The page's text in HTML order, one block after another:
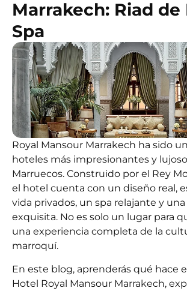
Marrakech: Riad de
Spa
Royal Mansour Marrakech ha sido
hoteles más impresionantes y
Marruecos. Construido por el Rey
el hotel cuenta con un diseño real,
vida privados, un spa relajante y
exquisita. No es solo un lugar para
una experiencia completa de la
marroquí.
En este blog, aprenderás qué hace
Hotel Royal Mansour Marrakech,